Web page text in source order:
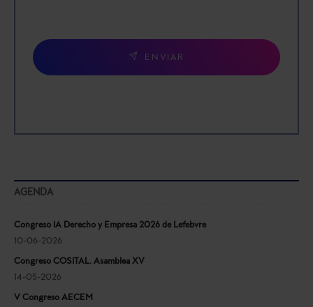
ENVIAR
AGENDA
Congreso IA Derecho y Empresa 2026 de Lefebvre
10-06-2026
Congreso COSITAL. Asamblea XV
14-05-2026
V Congreso AECEM